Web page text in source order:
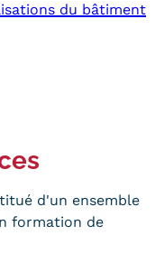
du bâtiment
d'un ensemble
formation de